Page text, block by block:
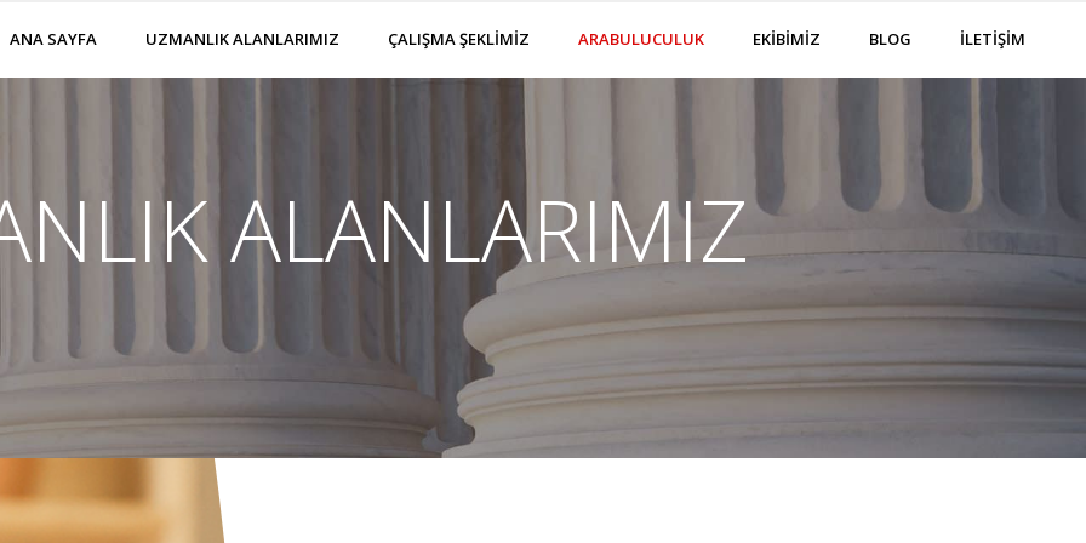
ANA SAYFA UZMANLIK ALANLARIMIZ ÇALIŞMA ŞEKLİMİZ ARABULUCULUK EKİBİMİZ BLOG İLETİŞİM
ALANLARIMIZ